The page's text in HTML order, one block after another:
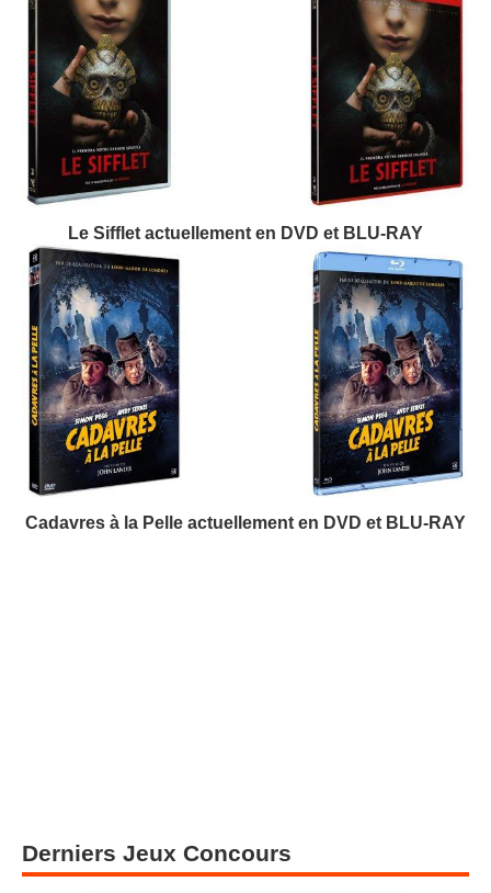
Le Sifflet actuellement en DVD et BLU-RAY
Cadavres à la Pelle actuellement en DVD et BLU-RAY
Derniers Jeux Concours